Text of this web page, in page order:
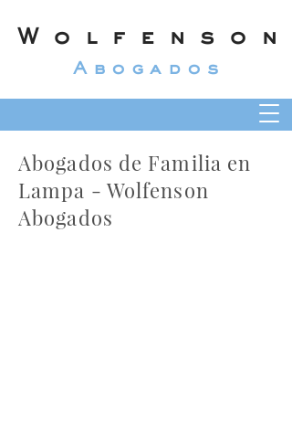
Wolfenson
Abogados
Abogados de Familia en
Lampa - Wolfenson
Abogados